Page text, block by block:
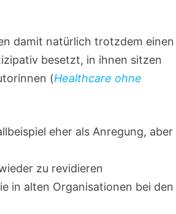
damit natürlich trotzdem einen
besetzt, in ihnen sitzen
(Healthcare ohne
eher als Anregung, aber
zu revidieren
in alten Organisationen bei den